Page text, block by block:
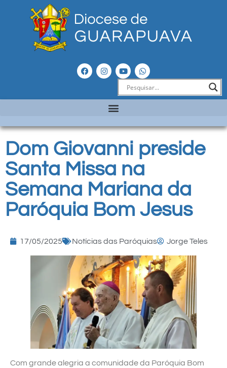
Dom Giovanni preside
Santa Missa na
Semana Mariana da
Paróquia Bom Jesus
17/05/2025 Notícias das Paróquias Jorge Teles
Com grande alegria a comunidade da Paróquia Bom